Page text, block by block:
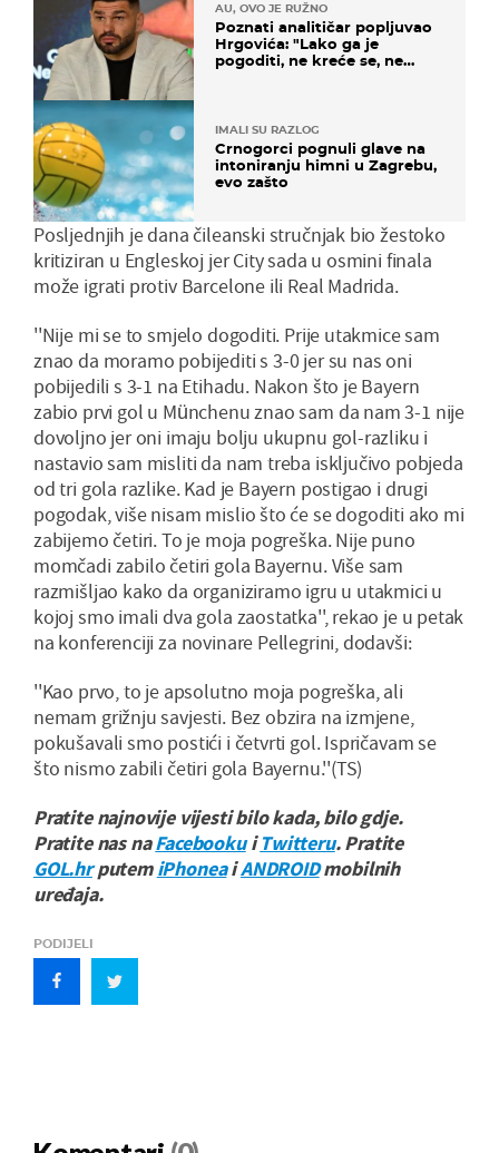
AU, OVO JE RUŽNO
Poznati analitičar popljuvao
Hrgovića: "Lako ga je
pogoditi, ne kreće se, ne
IMALI SU RAZLOG
Crnogorci pognuli glave na
intoniranju himni u Zagrebu,
evo zašto
Posljednjih je dana čileanski stručnjak bio žestoko
kritiziran u Engleskoj jer City sada u osmini finala
može igrati protiv Barcelone ili Real Madrida.
''Nije mi se to smjelo dogoditi. Prije utakmice sam
znao da moramo pobijediti s 3-0 jer su nas oni
pobijedili s 3-1 na Etihadu. Nakon što je Bayern
zabio prvi gol u Münchenu znao sam da nam 3-1 nije
dovoljno jer oni imaju bolju ukupnu gol-razliku i
nastavio sam misliti da nam treba isključivo pobjeda
od tri gola razlike. Kad je Bayern postigao i drugi
pogodak, više nisam mislio što će se dogoditi ako mi
zabijemo četiri. To je moja pogreška. Nije puno
momčadi zabilo četiri gola Bayernu. Više sam
razmišljao kako da organiziramo igru u utakmici u
kojoj smo imali dva gola zaostatka'', rekao je u petak
na konferenciji za novinare Pellegrini, dodavši:
''Kao prvo, to je apsolutno moja pogreška, ali
nemam grižnju savjesti. Bez obzira na izmjene,
pokušavali smo postići i četvrti gol. Ispričavam se
što nismo zabili četiri gola Bayernu.''(TS)
Pratite najnovije vijesti bilo kada, bilo gdje.
Pratite nas naFacebookuiTwitteru. Pratite
GOL.hrputemiPhoneaiANDROIDmobilnih
uređaja.
PODIJELI